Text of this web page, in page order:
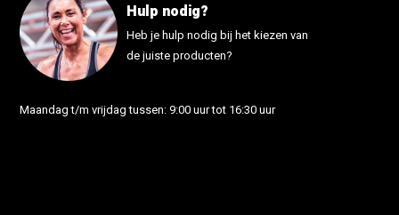
Hulp nodig?
Heb je hulp nodig bij het kiezen van
de juiste producten?
Maandag t/m vrijdag tussen: 9:00 uur tot 16:30 uur